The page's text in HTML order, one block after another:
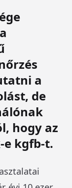
a
de
hogy az
kgfb-t.